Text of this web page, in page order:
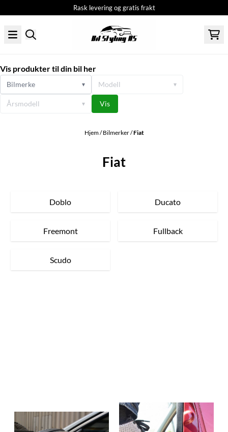
Rask levering og gratis frakt
Vis produkter til din bil her
Bilmerke ▾ Modell ▾
Årsmodell ▾ Vis
Hjem/Bilmerker/Fiat
Fiat
Doblo Ducato
Freemont Fullback
Scudo